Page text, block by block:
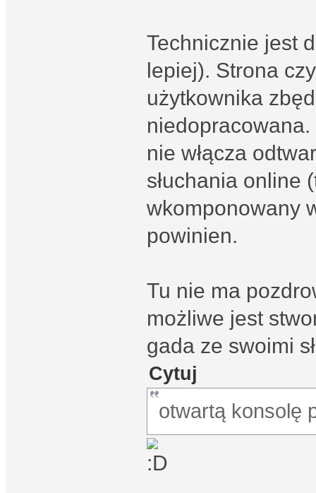
Technicznie jest
lepiej). Strona
użytkownika
nie włącza
słuchania online
wkomponowany
powinien.
Tu nie ma
możliwe jest
gada ze swoimi
Cytuj
otwartą konsolę